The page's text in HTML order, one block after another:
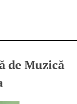
de Muzică